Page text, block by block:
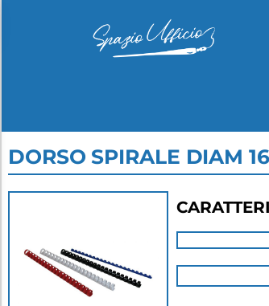
DORSO SPIRALE DIAM